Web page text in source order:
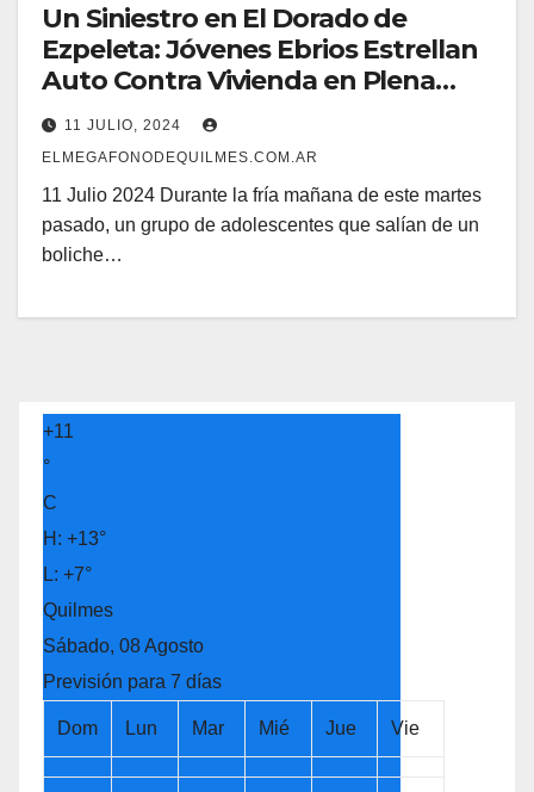
Un Siniestro en El Dorado de
Ezpeleta: Jóvenes Ebrios Estrellan
Auto Contra Vivienda en Plena
Madrugada
11 JULIO, 2024
ELMEGAFONODEQUILMES.COM.AR
11 Julio 2024 Durante la fría mañana de este martes
pasado, un grupo de adolescentes que salían de un
boliche…
+11
°
C
H: +13°
L: +7°
Quilmes
Sábado, 08 Agosto
Previsión para 7 días
Dom Lun Mar Mié Jue Vie